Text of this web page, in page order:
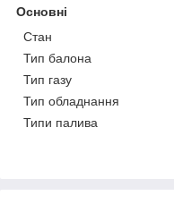
Основні
Стан
Тип балона
Тип газу
Тип обладнання
Типи палива